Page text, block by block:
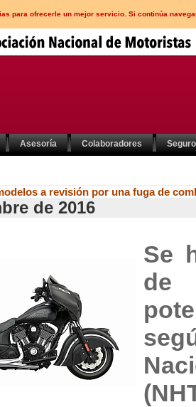
para ofrecerle un mejor servicio. Si continúa
Asesoría Colaboradores
a revisión por una fuga de
de 2016
Se
de